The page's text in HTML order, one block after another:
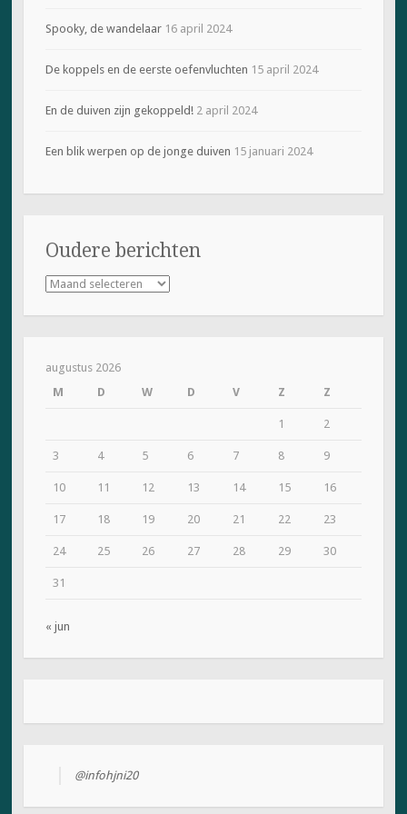
p
d
)
Spooky, de wandelaar 16 april 2024
De koppels en de eerste oefenvluchten 15 april 2024
En de duiven zijn gekoppeld! 2 april 2024
Een blik werpen op de jonge duiven 15 januari 2024
Oudere berichten
Oudere
augustus 2026
M
D W D V Z Z
1 2
3 4 5 6 7 8 9
10 11 12 13 14 15 16
17 18 19 20 21 22 23
24 25 26 27 28 29 30
31
« jun
@infohjni20